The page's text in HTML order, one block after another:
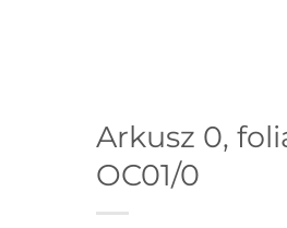
Arkusz 0,
OC01/0